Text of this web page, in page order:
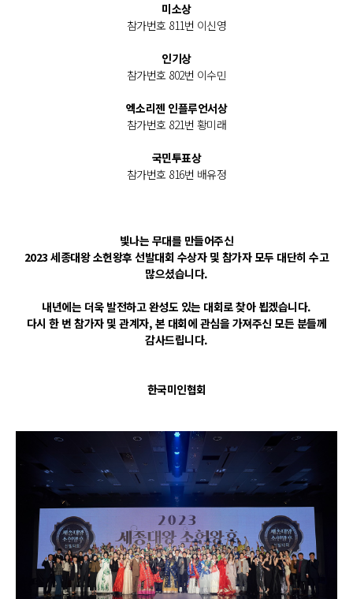
미소상
참가번호 811번 이신영
인기상
참가번호 802번 이수민
엑소리젠 인플루언서상
참가번호 821번 황미래
국민투표상
참가번호 816번 배유정
빛나는 무대를 만들어주신
2023 세종대왕 소헌왕후 선발대회 수상자 및 참가자 모두 대단히 수고
많으셨습니다.
내년에는 더욱 발전하고 완성도 있는 대회로 찾아 뵙겠습니다.
다시 한 번 참가자 및 관계자, 본 대회에 관심을 가져주신 모든 분들께
감사드립니다.
한국미인협회